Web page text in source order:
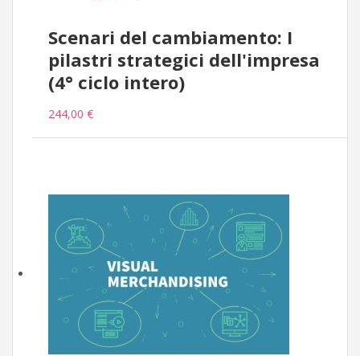
Scenari del cambiamento: I
pilastri strategici dell'impresa
(4° ciclo intero)
244,00 €